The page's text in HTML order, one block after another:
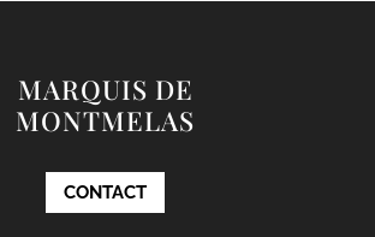
MARQUIS DE
MONTMELAS
CONTACT